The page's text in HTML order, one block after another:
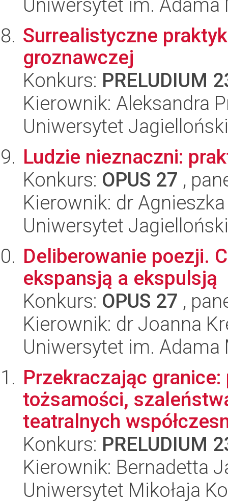
Uniwersytet im.
Surrealistyczne
groznawczej
Konkurs: PRELUDIUM
Kierownik: Aleksandra
Uniwersytet Jagielloński
Ludzie nieznaczni:
Konkurs: OPUS 27 ,
Kierownik: dr
Uniwersytet Jagielloński
Deliberowanie poezji.
ekspansją a ekspulsją
Konkurs: OPUS 27 ,
Kierownik: dr Joanna
Uniwersytet im.
Przekraczając
tożsamości,
teatralnych
Konkurs: PRELUDIUM
Kierownik: Bernadetta
Uniwersytet Mikołaja